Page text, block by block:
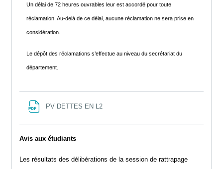
Un délai de 72 heures ouvrables leur est accordé pour toute
réclamation. Au-delà de ce délai, aucune réclamation ne sera prise en
considération.
Le dépôt des réclamations s’effectue au niveau du secrétariat du
département.
PV DETTES EN L2
Avis aux étudiants
Les résultats des délibérations de la session de rattrapage